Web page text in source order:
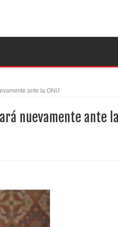
de 15 años por lavado
SISMAP municipal
y exige ley del
Cristóbal
ante la ONU
nuevamente ante